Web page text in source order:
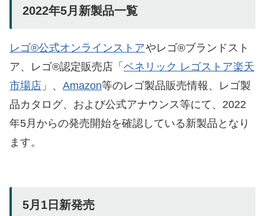
2022年5月新製品一覧
レゴ®公式オンラインストアやレゴ®ブランドスト
ア、レゴ®認定販売店「 ベネリック レゴストア楽天
市場店 」、 Amazon等のレゴ製品販売情報、レゴ製
品カタログ、および公式アナウンス等にて、2022
年5月からの発売開始を確認している新製品となり
ます。
5月1日新発売